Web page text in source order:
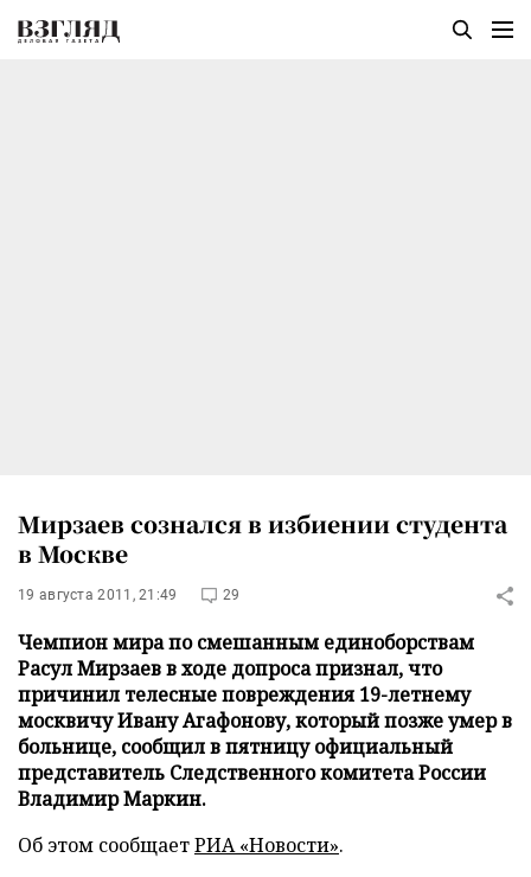
Мирзаев сознался в избиении студента
в Москве
19 августа 2011, 21:49 29
Чемпион мира по смешанным единоборствам
Расул Мирзаев в ходе допроса признал, что
причинил телесные повреждения 19-летнему
москвичу Ивану Агафонову, который позже умер в
больнице, сообщил в пятницу официальный
представитель Следственного комитета России
Владимир Маркин.
Об этом сообщаетРИА «Новости».